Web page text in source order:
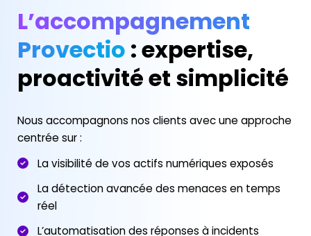
L’accompagnement
Provectio : expertise,
proactivité et simplicité
Nous accompagnons nos clients avec une approche
centrée sur :
La visibilité de vos actifs numériques exposés
La détection avancée des menaces en temps
réel
L’automatisation des réponses à incidents